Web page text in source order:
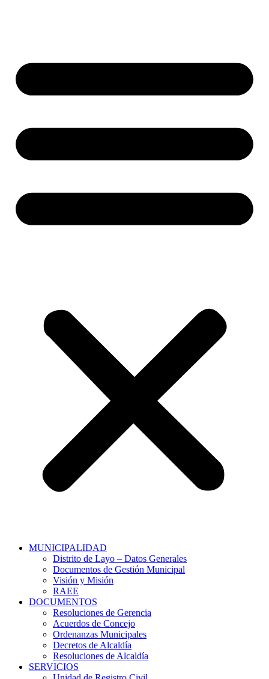
MUNICIPALIDAD
Distrito de Layo – Datos Generales
Documentos de Gestión Municipal
Visión y Misión
RAEE
DOCUMENTOS
Resoluciones de Gerencia
Acuerdos de Concejo
Ordenanzas Municipales
Decretos de Alcaldía
Resoluciones de Alcaldía
SERVICIOS